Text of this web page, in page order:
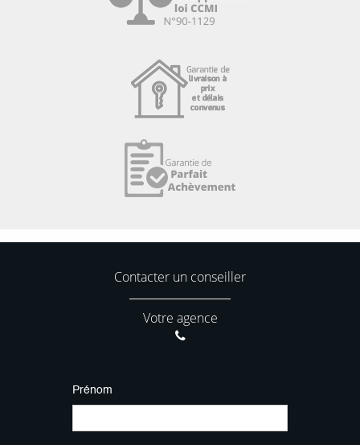
Contacter un conseiller
Votre agence
Prénom